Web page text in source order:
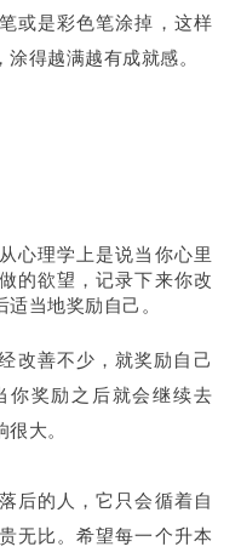
或是彩色笔涂掉，这样
得越满越有成就感。
从心理学上是说当你心里
的欲望，记录下来你改
当地奖励自己。
改善不少，就奖励自己
你奖励之后就会继续去
大。
后的人，它只会循着自
无比。希望每一个升本